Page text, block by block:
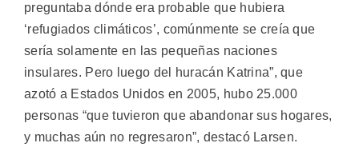
preguntaba dónde era probable que hubiera
‘refugiados climáticos’, comúnmente se creía que
sería solamente en las pequeñas naciones
insulares. Pero luego del huracán Katrina”, que
azotó a Estados Unidos en 2005, hubo 25.000
personas “que tuvieron que abandonar sus hogares,
y muchas aún no regresaron”, destacó Larsen.